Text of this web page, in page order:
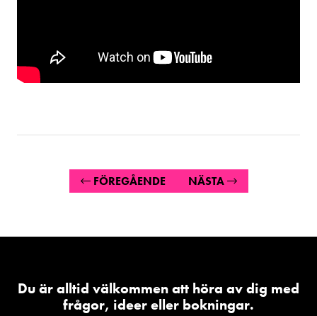
FÖREGÅENDE NÄSTA
Du är alltid välkommen att höra av dig med
frågor, ideer eller bokningar.